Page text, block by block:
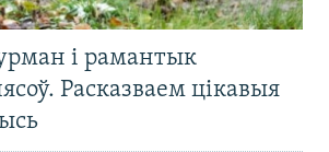
і рамантык
Расказваем цікавыя